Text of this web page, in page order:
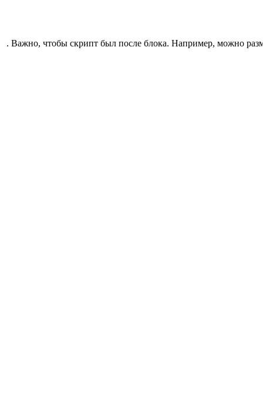
. Важно, чтобы скрипт был после блока. Например, можно